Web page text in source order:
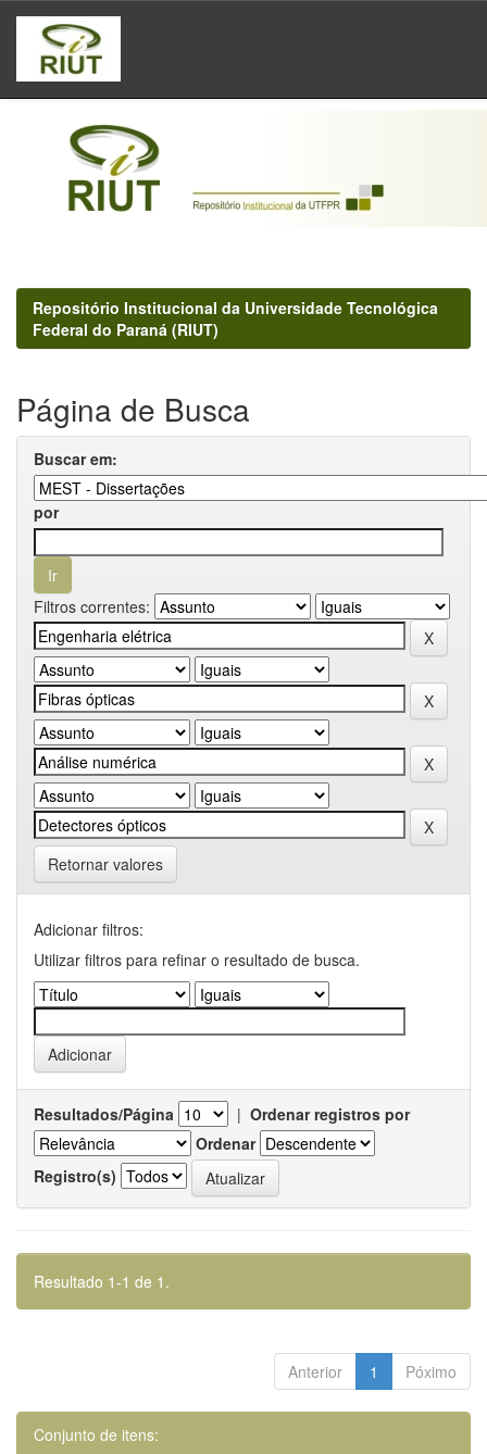
Skip
navigation
Repositório Institucional da Universidade Tecnológica
Federal do Paraná (RIUT)
Página de Busca
Buscar em:
por
Filtros correntes:
Retornar valores
Adicionar filtros:
Utilizar filtros para refinar o resultado de busca.
Resultados/Página | Ordenar registros por
Ordenar
Registro(s)
Resultado 1-1 de 1.
Anterior 1 Póximo
Conjunto de itens: